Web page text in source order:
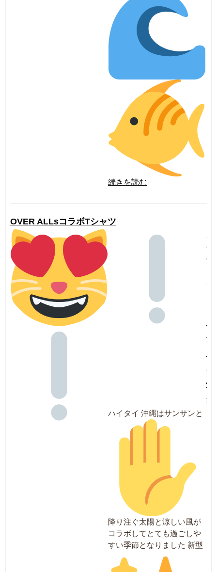
続きを読む
OVER ALLsコラボTシャツ
年
4
せ
着
情
報
ハイタイ 沖縄はサンサンと
降り注ぐ太陽と涼しい風が
コラボしてとても過ごしや
すい季節となりました 新型